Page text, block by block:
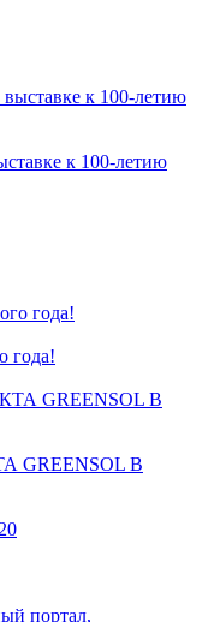
к 100-летию
года!
GREENSOL В